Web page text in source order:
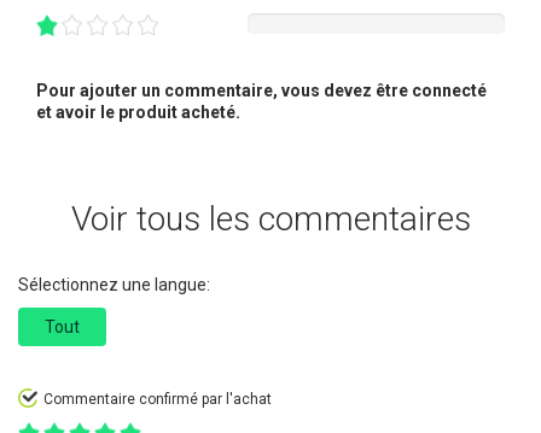
Pour ajouter un commentaire, vous devez être connecté
et avoir le produit acheté.
Voir tous les commentaires
Sélectionnez une langue:
Tout
Commentaire confirmé par l'achat